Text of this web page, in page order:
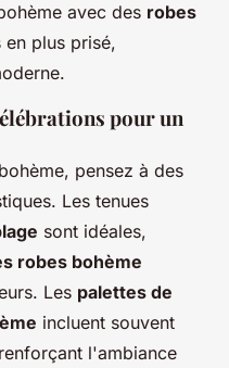
avec des robes
en plus prisé,
pour un
pensez à des
Les tenues
sont idéales,
robes bohème
Les palettes de
incluent souvent
l'ambiance